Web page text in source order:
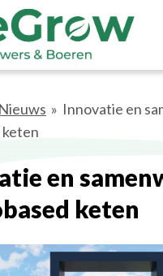
Nieuws » Innovatie en
keten
en
keten